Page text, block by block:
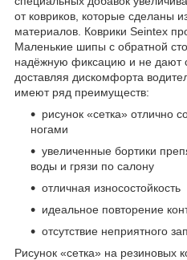
от ковриков, которые сделаны
материалов. Коврики Seintex
Маленькие шипы с обратной
надёжную фиксацию и не дают
доставляя дискомфорта
имеют ряд преимуществ:
рисунок «сетка» отлично
ногами
увеличенные бортики
воды и грязи по салону
отличная износостойкость
идеальное повторение
отсутствие неприятного
Рисунок «сетка» на резиновых